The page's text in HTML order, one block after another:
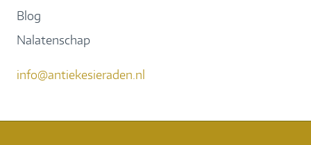
Blog
Nalatenschap
info@antiekesieraden.nl